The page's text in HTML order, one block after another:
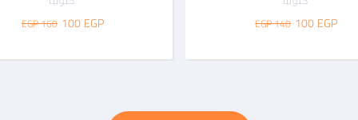
100EGP
140 EGP
100 EGP
160 EGP